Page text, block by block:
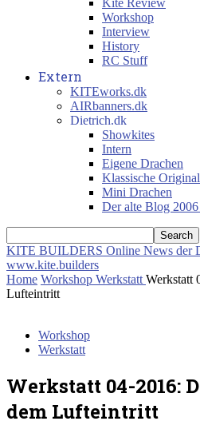
Kite Review
Workshop
Interview
History
RC Stuff
Extern
KITEworks.dk
AIRbanners.dk
Dietrich.dk
Showkites
Intern
Eigene Drachen
Klassische
Mini Drachen
Der alte Blog
KITE BUILDERS Online News der
www.kite.builders
Home Workshop Werkstatt Werkstatt
Lufteintritt
Workshop
Werkstatt
Werkstatt 04-2016:
dem Lufteintritt